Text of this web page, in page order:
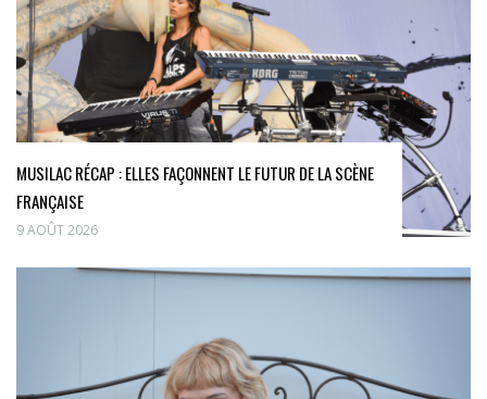
MUSILAC RÉCAP : ELLES FAÇONNENT LE FUTUR DE LA SCÈNE
FRANÇAISE
9 AOÛT 2026